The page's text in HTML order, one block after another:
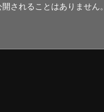
されることはありません。